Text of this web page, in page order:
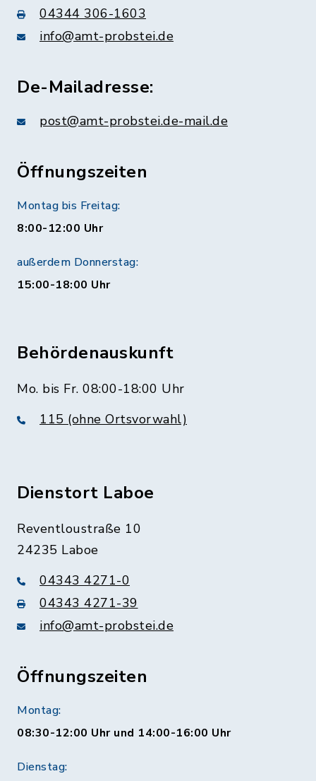
04344 306-1603
info@amt-probstei.de
De-Mailadresse:
post@amt-probstei.de-mail.de
Öffnungszeiten
Montag bis Freitag:
8:00-12:00 Uhr
außerdem Donnerstag:
15:00-18:00 Uhr
Behördenauskunft
Mo. bis Fr. 08:00-18:00 Uhr
115 (ohne Ortsvorwahl)
Dienstort Laboe
Reventloustraße 10
24235 Laboe
04343 4271-0
04343 4271-39
info@amt-probstei.de
Öffnungszeiten
Montag:
08:30-12:00 Uhr und 14:00-16:00 Uhr
Dienstag: